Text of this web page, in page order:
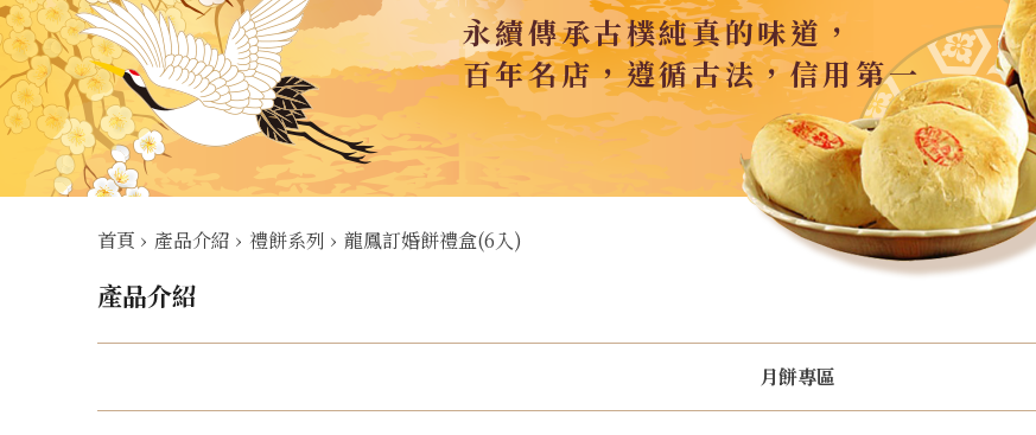
永續傳承古樸純真的味道，
百年名店，遵循古法，信用第一
首頁 › 產品介紹 › 禮餅系列 › 龍鳳訂婚餅禮盒(6入)
產品介紹
月餅專區